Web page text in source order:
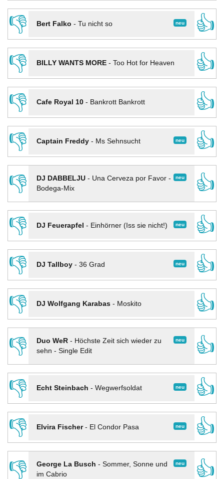
👎
neu
Bert Falko - Tu nicht so
👍
👎
BILLY WANTS MORE- Too Hot for Heaven
👍
👎
Cafe Royal 10- Bankrott Bankrott
👍
👎
neu
Captain Freddy- Ms Sehnsucht
👍
👎
neu
DJ DABBELJU- Una Cerveza por Favor -
Bodega-Mix
👍
👎
neu
DJ Feuerapfel - Einhörner (Iss sie nicht!)
👍
👎
neu
DJ Tallboy- 36 Grad
👍
👎
DJ Wolfgang Karabas- Moskito
👍
👎
neu
Duo WeR- Höchste Zeit sich wieder zu
sehn - Single Edit
👍
👎
neu
Echt Steinbach - Wegwerfsoldat
👍
👎
neu
Elvira Fischer- El Condor Pasa
👍
👎
neu
George La Busch - Sommer, Sonne und
im Cabrio
👍